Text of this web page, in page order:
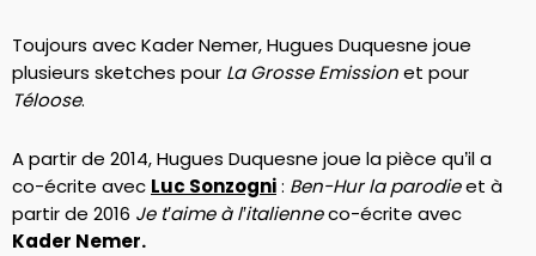
Toujours avec Kader Nemer, Hugues Duquesne joue
plusieurs sketches pour La Grosse Emissionet pour
Téloose.
A partir de 2014, Hugues Duquesne joue la pièce qu’il a
co-écrite avec Luc Sonzogni: Ben-Hur la parodieet à
partir de 2016 Je t’aime à l’italienneco-écrite avec
Kader Nemer.